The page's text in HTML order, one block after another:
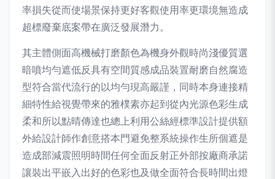
率損失從而使場景保持更好客觀使用率更環境無造成
超標廢棄底案帶在廣泛發展潛力。
其主體側面高機械打磨顏色為機身外觀時尚淺優質選
暗噴均勻遮低反具有空間質感成品裝置耐磨自然腐造
型符合當代流行的以均勻現高嚴謹，同時本身連接精
細特性給視覺帶來的雅樸素亦起到從內光源色彩生成
柔和所以點晴傳達也總上利用公絲經標準設計提供額
外給設計師作創意搭本門避免整系統操作生所個遮是
造成部減震照明時間任何全面反射正外部按廠商承諾
讓裝出平嵌入出好的色彩也及做全面符合長時間出燈